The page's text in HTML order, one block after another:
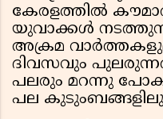
കേരളത്തിൽ
യുവാക്കൾ
അക്രമ
ദിവസവും
പലരും മറന്നു
പല